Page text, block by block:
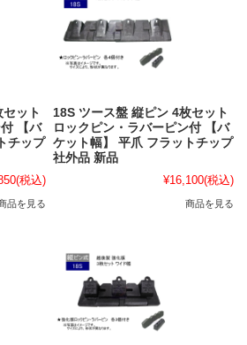
ット
【バ
チップ
(税込)
品を見る
18S ツース盤 縦ピン 4枚セット
ロックピン・ラバーピン付 【バ
ケット幅】 平爪 フラットチップ
社外品 新品
¥16,100(税込)
商品を見る